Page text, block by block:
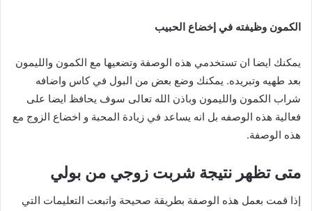
الكمون وظيفته في إخضاع الحبيب
يمكنك ايضا ان تستخدمي هذه الوصفة وتضعيها مع الكمون والليمون
بعد طهيه وتبريده. يمكنك وضع بعض من البول في كاس واضافه
شراب الكمون والليمون وباذن الله تعالى سوف يحافظ ايضا على
فعالية هذه الوصفه بل انه يساعد في زيادة المحبة و اخضاع الزوج مع
هذه الوصفة.
متى تظهر نتيجة شربت زوجي من بولي
إذا قمت بعمل هذه الوصفة بطريقة صحيحة واتبعت التعليمات التي